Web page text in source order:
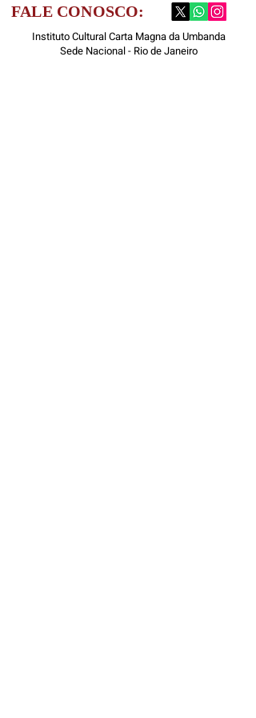
FALE CONOSCO:
Instituto Cultural Carta Magna da Umbanda
Sede Nacional - Rio de Janeiro